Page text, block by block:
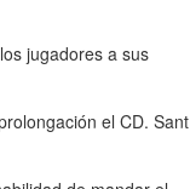
jugadores a sus
el CD. Sant